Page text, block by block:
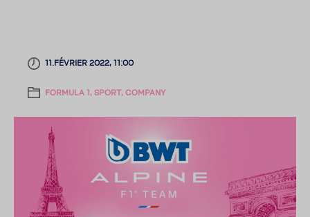
11.FÉVRIER 2022, 11:00
FORMULA 1, SPORT, COMPANY